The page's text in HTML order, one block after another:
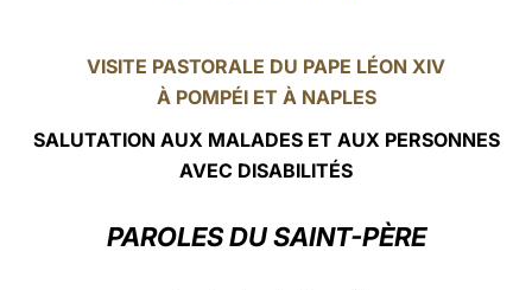
POLSKI
中文
VISITE PASTORALE DU PAPE LÉON XIV
À POMPÉI ET À NAPLES
SALUTATION AUX MALADES ET AUX PERSONNES
AVEC DISABILITÉS
PAROLES DU SAINT-PÈRE